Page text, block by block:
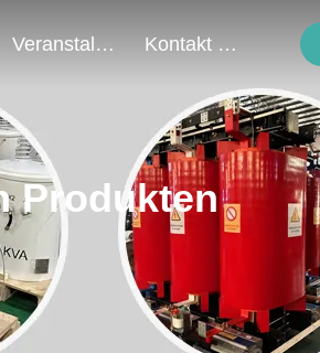
Veranstaltungen Kontakt Mit Uns
Produkten